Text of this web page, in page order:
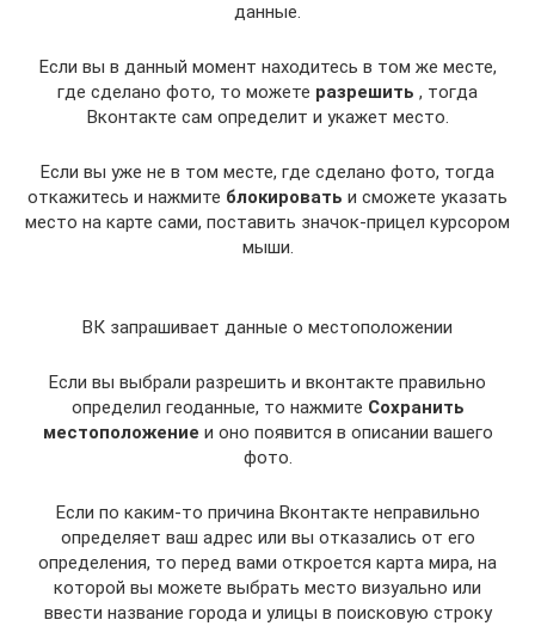
данные.
Если вы в данный момент находитесь в том же месте,
где сделано фото, то можете разрешить , тогда
Вконтакте сам определит и укажет место.
Если вы уже не в том месте, где сделано фото, тогда
откажитесь и нажмите блокировать и сможете указать
место на карте сами, поставить значок-прицел курсором
мыши.
ВК запрашивает данные о местоположении
Если вы выбрали разрешить и вконтакте правильно
определил геоданные, то нажмите Сохранить
местоположение и оно появится в описании вашего
фото.
Если по каким-то причина Вконтакте неправильно
определяет ваш адрес или вы отказались от его
определения, то перед вами откроется карта мира, на
которой вы можете выбрать место визуально или
ввести название города и улицы в поисковую строку